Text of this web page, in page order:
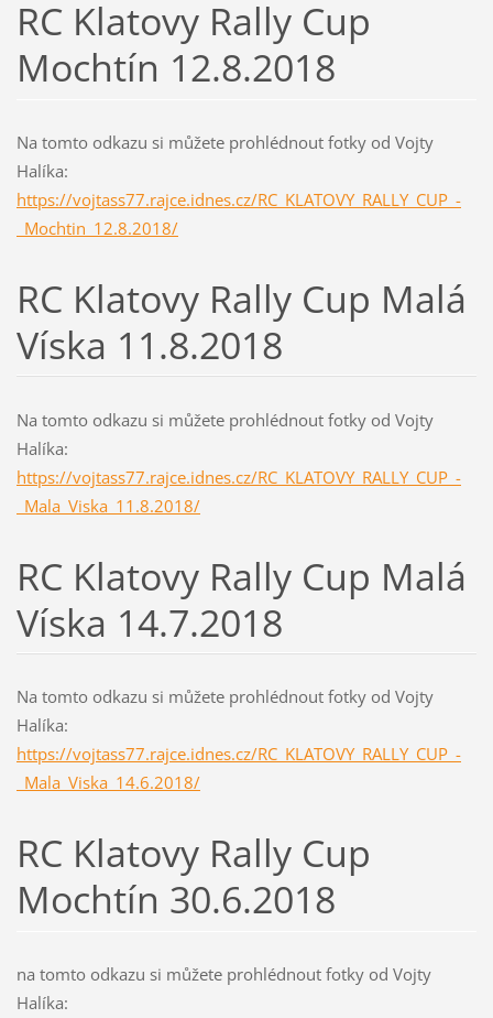
RC Klatovy Rally Cup
Mochtín 12.8.2018
Na tomto odkazu si můžete prohlédnout fotky od Vojty
Halíka:
https://vojtass77.rajce.idnes.cz/RC_KLATOVY_RALLY_CUP_-
_Mochtin_12.8.2018/
RC Klatovy Rally Cup Malá
Víska 11.8.2018
Na tomto odkazu si můžete prohlédnout fotky od Vojty
Halíka:
https://vojtass77.rajce.idnes.cz/RC_KLATOVY_RALLY_CUP_-
_Mala_Viska_11.8.2018/
RC Klatovy Rally Cup Malá
Víska 14.7.2018
Na tomto odkazu si můžete prohlédnout fotky od Vojty
Halíka:
https://vojtass77.rajce.idnes.cz/RC_KLATOVY_RALLY_CUP_-
_Mala_Viska_14.6.2018/
RC Klatovy Rally Cup
Mochtín 30.6.2018
na tomto odkazu si můžete prohlédnout fotky od Vojty
Halíka: